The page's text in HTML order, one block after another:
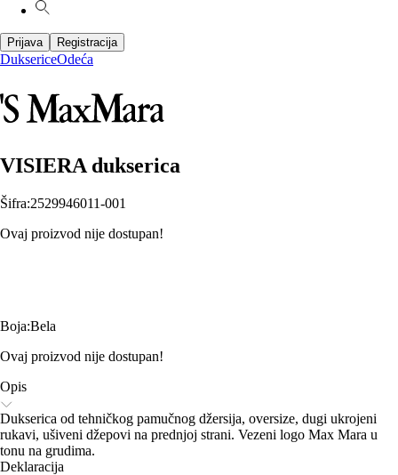
Prijava Registracija
DuksericeOdeća
VISIERA dukserica
Šifra:2529946011-001
Ovaj proizvod nije dostupan!
Boja:Bela
Ovaj proizvod nije dostupan!
Opis
Dukserica od tehničkog pamučnog džersija, oversize, dugi ukrojeni
rukavi, ušiveni džepovi na prednjoj strani. Vezeni logo Max Mara u
tonu na grudima.
Deklaracija